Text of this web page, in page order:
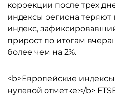
коррекции после трех
индексы региона теряют
индекс,
прирост по итогам
более чем на 2%.
<b>Европейские
нулевой отметке:</b>